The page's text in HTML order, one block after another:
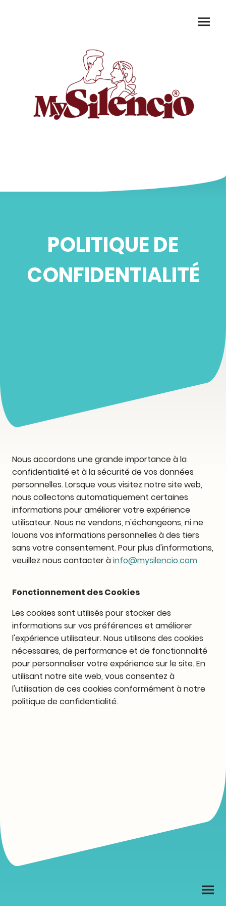
POLITIQUE DE
CONFIDENTIALITÉ
Nous accordons une grande importance à la
confidentialité et à la sécurité de vos données
personnelles. Lorsque vous visitez notre site web,
nous collectons automatiquement certaines
informations pour améliorer votre expérience
utilisateur. Nous ne vendons, n'échangeons, ni ne
louons vos informations personnelles à des tiers
sans votre consentement. Pour plus d'informations,
veuillez nous contacter àinfo@mysilencio.com
Fonctionnement des Cookies
Les cookies sont utilisés pour stocker des
informations sur vos préférences et améliorer
l'expérience utilisateur. Nous utilisons des cookies
nécessaires, de performance et de fonctionnalité
pour personnaliser votre expérience sur le site. En
utilisant notre site web, vous consentez à
l'utilisation de ces cookies conformément à notre
politique de confidentialité.